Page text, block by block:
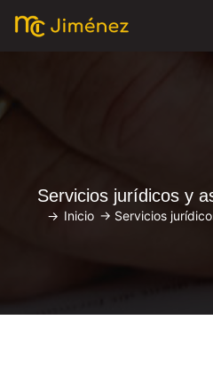
Servicios jurídicos y
-> Inicio -> Servicios